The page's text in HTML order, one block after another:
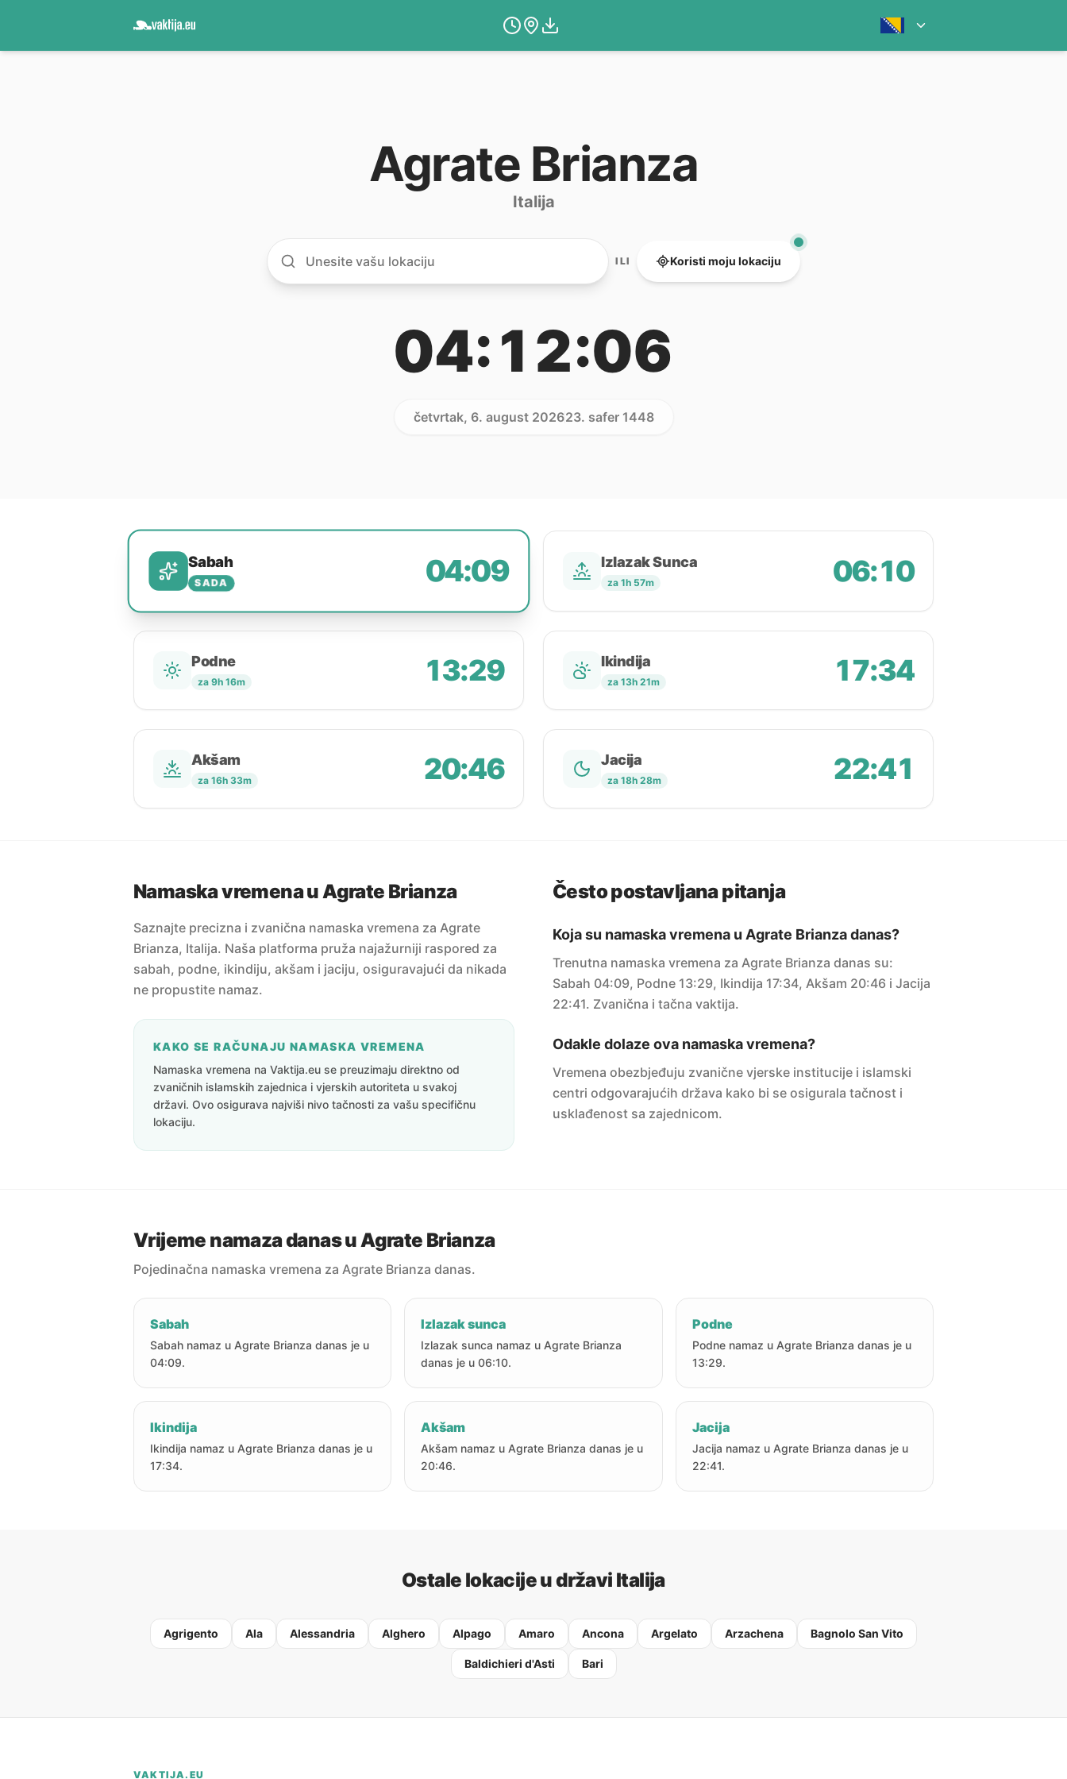
Agrate Brianza
Italija
ILI Koristi moju lokaciju
04:12:06
četvrtak, 6. august 202623. safer 1448
Sabah
SADA 04:09 Izlazak Sunca
za 1h 57m 06:10
Podne
za 9h 16m 13:29 Ikindija
za 13h 21m 17:34
Akšam
za 16h 33m 20:46 Jacija
za 18h 28m 22:41
Namaska vremena u Agrate Brianza
Saznajte precizna i zvanična namaska vremena za Agrate
Brianza, Italija. Naša platforma pruža najažurniji raspored za
sabah, podne, ikindiju, akšam i jaciju, osiguravajući da nikada
ne propustite namaz.
KAKO SE RAČUNAJU NAMASKA VREMENA
Namaska vremena na Vaktija.eu se preuzimaju direktno od
zvaničnih islamskih zajednica i vjerskih autoriteta u svakoj
državi. Ovo osigurava najviši nivo tačnosti za vašu specifičnu
lokaciju.
Često postavljana pitanja
Koja su namaska vremena u Agrate Brianza danas?
Trenutna namaska vremena za Agrate Brianza danas su:
Sabah 04:09, Podne 13:29, Ikindija 17:34, Akšam 20:46 i Jacija
22:41. Zvanična i tačna vaktija.
Odakle dolaze ova namaska vremena?
Vremena obezbjeđuju zvanične vjerske institucije i islamski
centri odgovarajućih država kako bi se osigurala tačnost i
usklađenost sa zajednicom.
Vrijeme namaza danas u Agrate Brianza
Pojedinačna namaska vremena za Agrate Brianza danas.
Sabah
Sabah namaz u Agrate Brianza danas je u
04:09.
Izlazak sunca
Izlazak sunca namaz u Agrate Brianza
danas je u 06:10.
Podne
Podne namaz u Agrate Brianza danas je u
13:29.
Ikindija
Ikindija namaz u Agrate Brianza danas je u
17:34.
Akšam
Akšam namaz u Agrate Brianza danas je u
20:46.
Jacija
Jacija namaz u Agrate Brianza danas je u
22:41.
Ostale lokacije u državi Italija
Agrigento Ala Alessandria Alghero Alpago Amaro Ancona Argelato Arzachena Bagnolo San Vito
Baldichieri d'Asti Bari
VAKTIJA.EU